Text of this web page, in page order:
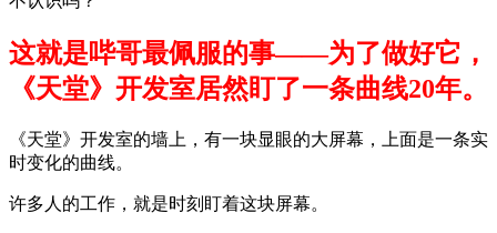
这就是哔哥最佩服的事——为了做好它，
《天堂》开发室居然盯了一条曲线20年。
《天堂》 开发室的墙上，有一块显眼的大屏幕，上面是一条实
时变化的曲线。
许多人的工作，就是时刻盯着这块屏幕。